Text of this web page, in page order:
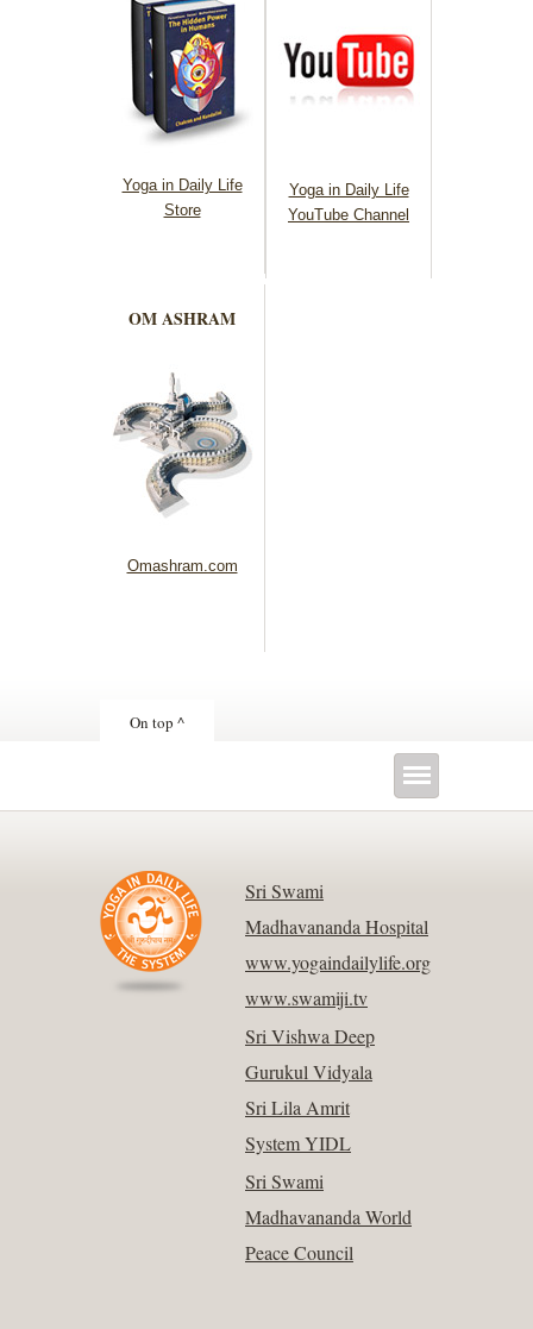
Yoga in Daily Life
Store
Yoga in Daily Life
YouTube Channel
OM ASHRAM
Omashram.com
On top ^
Sri Swami
Madhavananda Hospital
www.yogaindailylife.org
www.swamiji.tv
Sri Vishwa Deep
Gurukul Vidyala
Sri Lila Amrit
System YIDL
Sri Swami
Madhavananda World
Peace Council